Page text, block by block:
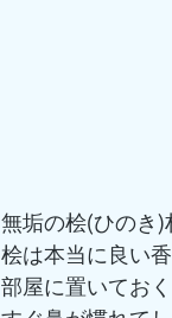
無垢の桧(ひのき)
桧は本当に良い
部屋に置いてお